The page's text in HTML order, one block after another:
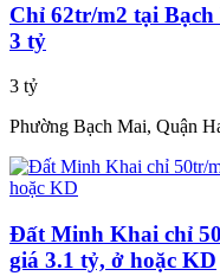
Chỉ 62tr/m2 tại
3 tỷ
3 tỷ
Phường Bạch Mai, Quận
Đất Minh Khai chỉ
giá 3.1 tỷ, ở hoặc KD